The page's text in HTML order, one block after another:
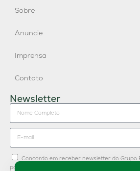
Sobre
Anuncie
Imprensa
Contato
Newsletter
Concordo em receber newsletter do Grupo
parceiros.